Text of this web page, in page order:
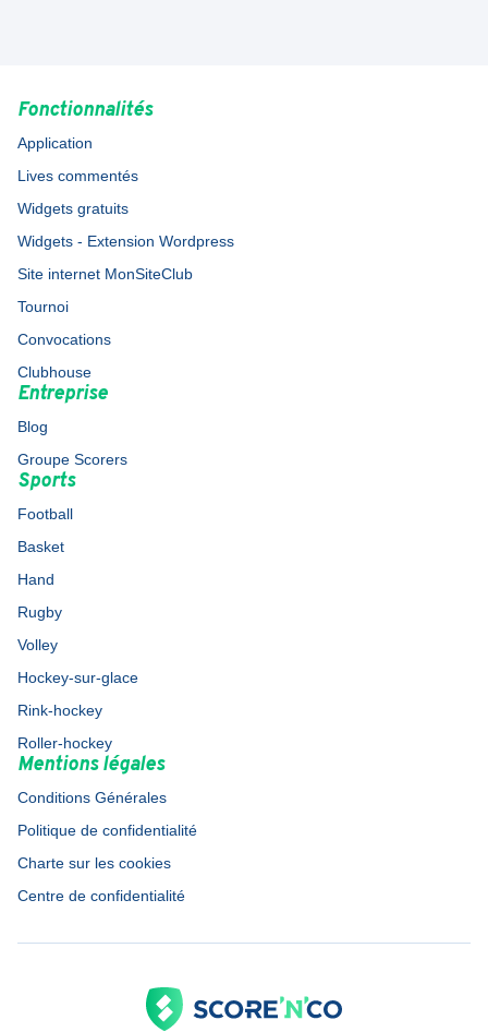
Fonctionnalités
Application
Lives commentés
Widgets gratuits
Widgets - Extension Wordpress
Site internet MonSiteClub
Tournoi
Convocations
Clubhouse
Entreprise
Blog
Groupe Scorers
Sports
Football
Basket
Hand
Rugby
Volley
Hockey-sur-glace
Rink-hockey
Roller-hockey
Mentions légales
Conditions Générales
Politique de confidentialité
Charte sur les cookies
Centre de confidentialité